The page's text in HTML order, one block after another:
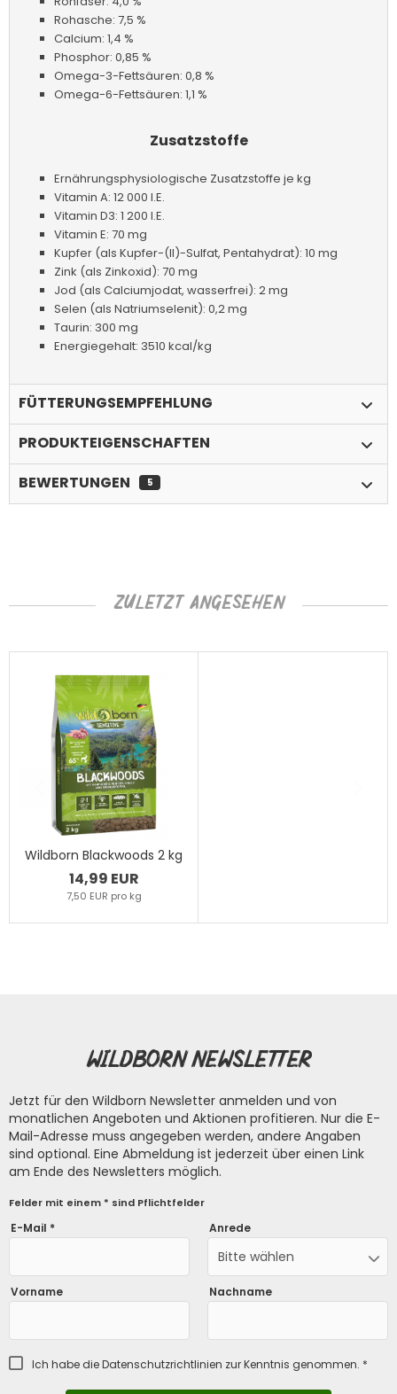
Rohasche: 7,5 %
Calcium: 1,4 %
Phosphor: 0,85 %
Omega-3-Fettsäuren: 0,8 %
Omega-6-Fettsäuren: 1,1 %
Zusatzstoffe
Ernährungsphysiologische Zusatzstoffe je kg
Vitamin A: 12 000 I.E.
Vitamin D3: 1 200 I.E.
Vitamin E: 70 mg
Kupfer (als Kupfer-(II)-Sulfat, Pentahydrat): 10 mg
Zink (als Zinkoxid): 70 mg
Jod (als Calciumjodat, wasserfrei): 2 mg
Selen (als Natriumselenit): 0,2 mg
Taurin: 300 mg
Energiegehalt: 3510 kcal/kg
FÜTTERUNGSEMPFEHLUNG
PRODUKTEIGENSCHAFTEN
BEWERTUNGEN
5
ZULETZT ANGESEHEN
Wildborn Blackwoods 2 kg
14,99 EUR
7,50 EUR pro kg
Wildborn Newsletter
Jetzt für den Wildborn Newsletter anmelden und von
monatlichen Angeboten und Aktionen profitieren. Nur die E-
Mail-Adresse muss angegeben werden, andere Angaben
sind optional. Eine Abmeldung ist jederzeit über einen Link
am Ende des Newsletters möglich.
Felder mit einem * sind Pflichtfelder
E-Mail * Anrede
Bitte wählen
Vorname Nachname
Ich habe dieDatenschutzrichtlinien zur Kenntnis genommen. *